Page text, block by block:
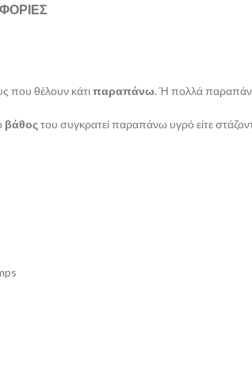
που θέλουν κάτιπαραπάνω. Ή πολλά
βάθοςτου συγκρατεί παραπάνω υγρό είτε